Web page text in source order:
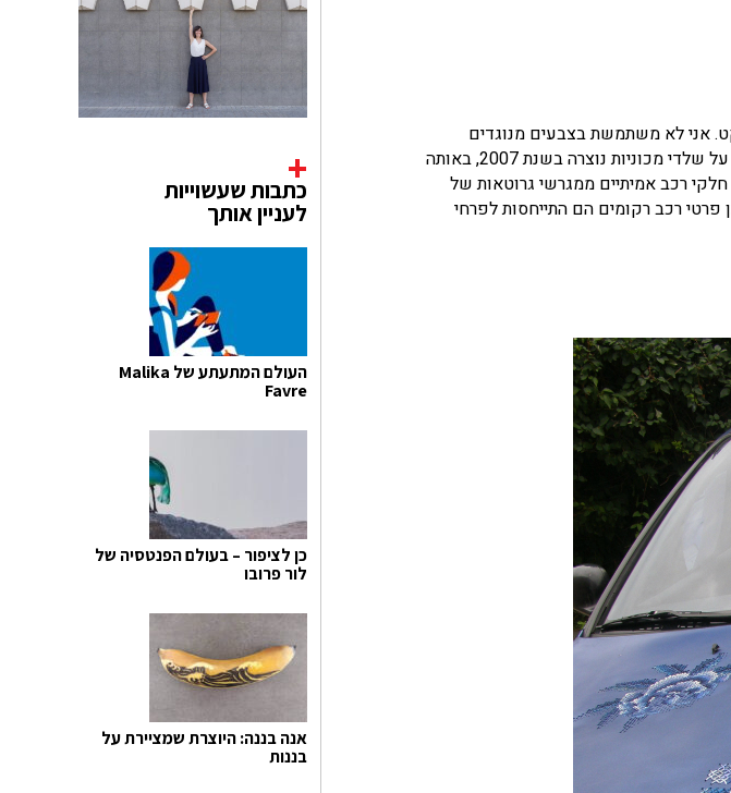
אני לא משתמשת בצבעים מנוגדים
לרקמה, אלא מנסה להתאים לאובייקט. אני מדגיש את חשיבות האובייקט", היא מסבירה "הרקמה על שלדי מכוניות נוצרה בשנת 2007, באותה
רכב אמיתיים ממגרשי גרוטאות של
רכב רקומים הם התייחסות לפרחי
כתבות שעשוייות
לעניין אותך
העולם המתעתע של Malika
Favre
כן לציפור – בעולם הפנטסיה של
לור פרובו
אנה בננה: היוצרת שמציירת על
בננות